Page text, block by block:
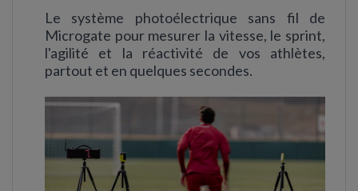
Le système photoélectrique sans fil de
Microgate pour mesurer la vitesse, le sprint,
l'agilité et la réactivité de vos athlètes,
partout et en quelques secondes.